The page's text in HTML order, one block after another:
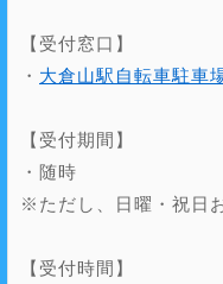
【受付窓口】
・ 大倉山駅自転車駐車
【受付期間】
・随時
※ただし、日曜・祝日
【受付時間】